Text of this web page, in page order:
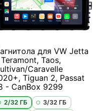
для VW Jetta
Teramont, Taos,
Caravelle
Tiguan 2, Passat
- CanBox 9299
2/32 ГБ
3/32 ГБ